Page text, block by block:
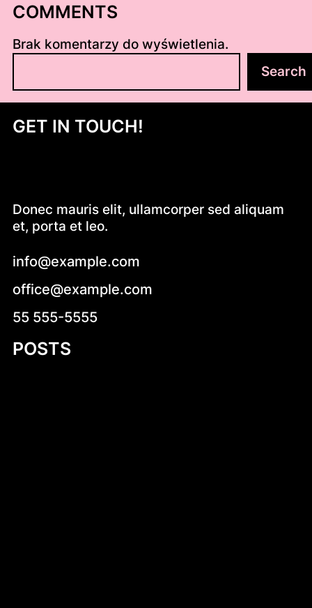
COMMENTS
Brak komentarzy do wyświetlenia.
u
a
Search
GET IN TOUCH!
Donec mauris elit, ullamcorper sed aliquam
et, porta et leo.
info@example.com
office@example.com
55 555-5555
POSTS